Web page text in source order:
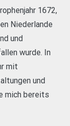
1672,
Niederlande
und
wurde. In
mit
und
mich bereits